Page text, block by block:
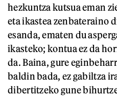
hezkuntza kutsua eman
eta ikastea zenbateraino
esanda, ematen du
ikasteko; kontua ez da
da. Baina, gure
baldin bada, ez gabiltza
dibertitzeko gune